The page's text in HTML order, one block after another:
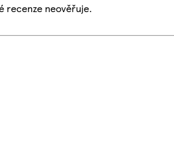
recenze neověřuje.